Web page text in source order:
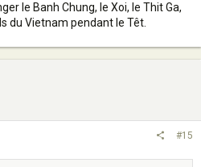
le Banh Chung, le Xoi, le Thit Ga,
du Vietnam pendant le Têt.
#15